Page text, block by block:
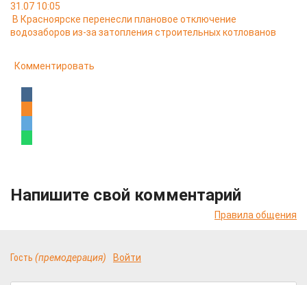
31.07 10:05
В Красноярске перенесли плановое отключение
водозаборов из-за затопления строительных котлованов
Комментировать
Напишите свой комментарий
Правила общения
Гость (премодерация) Войти